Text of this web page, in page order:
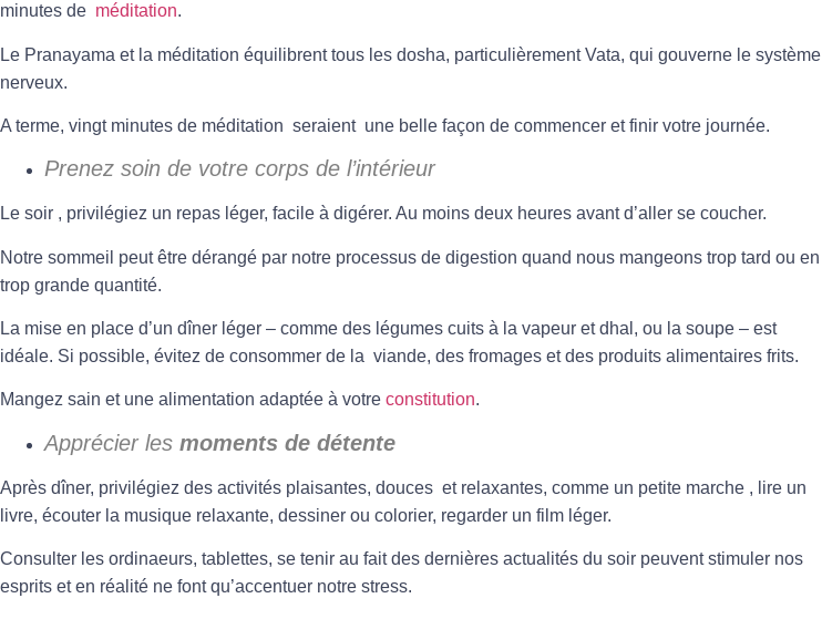
minutes de méditation.
Le Pranayama et la méditation équilibrent tous les dosha, particulièrement Vata, qui gouverne le système
nerveux.
A terme, vingt minutes de méditation seraient une belle façon de commencer et finir votre journée.
Prenez soin de votre corps de l’intérieur
Le soir , privilégiez un repas léger, facile à digérer. Au moins deux heures avant d’aller se coucher.
Notre sommeil peut être dérangé par notre processus de digestion quand nous mangeons trop tard ou en
trop grande quantité.
La mise en place d’un dîner léger – comme des légumes cuits à la vapeur et dhal, ou la soupe – est
idéale. Si possible, évitez de consommer de la viande, des fromages et des produits alimentaires frits.
Mangez sain et une alimentation adaptée à votre constitution.
Apprécier les moments de détente
Après dîner, privilégiez des activités plaisantes, douces et relaxantes, comme un petite marche , lire un
livre, écouter la musique relaxante, dessiner ou colorier, regarder un film léger.
Consulter les ordinaeurs, tablettes, se tenir au fait des dernières actualités du soir peuvent stimuler nos
esprits et en réalité ne font qu’accentuer notre stress.